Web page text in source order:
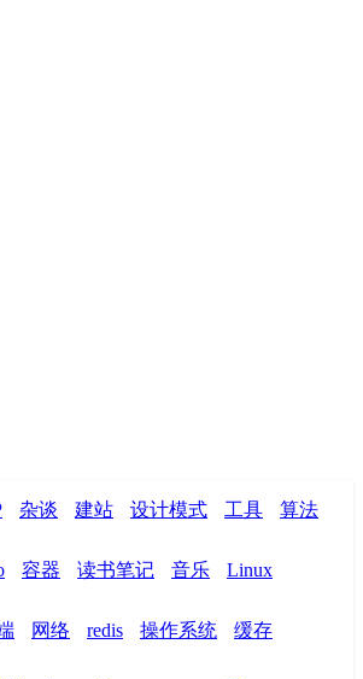
杂谈 建站 设计模式 工具 算法
容器 读书笔记 音乐 Linux
网络 redis 操作系统 缓存